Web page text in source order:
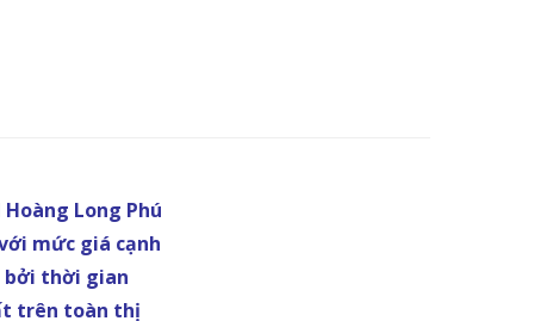
Long Phú
mức giá cạnh
bởi thời gian
trên toàn thị